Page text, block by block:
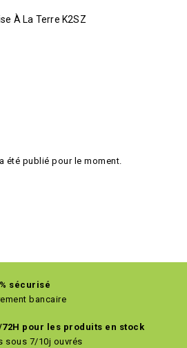
À La Terre K2SZ
été publié pour le moment.
sécurisé
bancaire
72H pour les produits en stock
sous 7/10j ouvrés